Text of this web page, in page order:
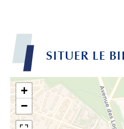
SITUER LE
+
−